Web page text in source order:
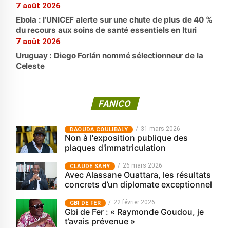
7 août 2026
Ebola : l’UNICEF alerte sur une chute de plus de 40 %
du recours aux soins de santé essentiels en Ituri
7 août 2026
Uruguay : Diego Forlán nommé sélectionneur de la
Celeste
FANICO
‎DAOUDA COULIBALY 31 mars 2026
Non à l'exposition publique des
plaques d'immatriculation
CLAUDE SAHY 26 mars 2026
Avec Alassane Ouattara, les résultats
concrets d’un diplomate exceptionnel
GBI DE FER 22 février 2026
Gbi de Fer : « Raymonde Goudou, je
t’avais prévenue »